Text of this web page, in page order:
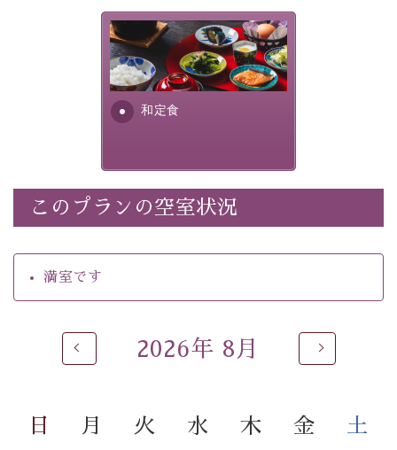
30項目以上からなる独自の衛生・消毒プログラムの基、
徹底した衛生管理を行っております。
-------------------------------------------------
・宿泊料金5%OFF
・諏訪大社4社を巡る無料参拝バス（事前予約制）
・館内着をご用意
・就寝用パジャマをご用意
・館内フリーWi-Fi
・駐車場完備
・チェックイン15時、チェックアウト10時
【お食事】
【温泉】
和定食
さっぱりとした和食膳に使わ
れる食材は、諏訪の名産品を
ふんだんに取り入れ、安心・
安全を心掛けた長野県産...
このプランの空室状況
満室です
2026年 8月
日 月 火 水 木 金 土